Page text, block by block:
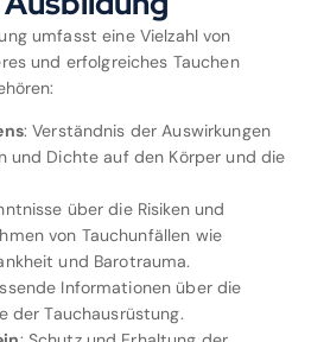
umfasst eine Vielzahl von
und erfolgreiches Tauchen
: Verständnis der Auswirkungen
und Dichte auf den Körper und die
über die Risiken und
von Tauchunfällen wie
und Barotrauma.
Informationen über die
der Tauchausrüstung.